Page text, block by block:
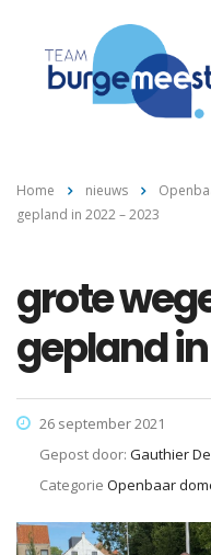
Home nieuws
gepland in 2022 – 2023
grote
gepland in
26 september 2021
Gepost door: Gauthier
Categorie Openbaar